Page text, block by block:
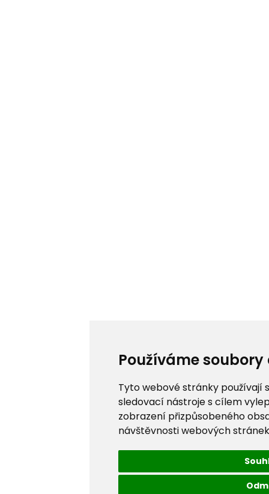
Používáme soubory
Tyto webové stránky používají
sledovací nástroje s cílem
zobrazení přizpůsobeného
návštěvnosti webových